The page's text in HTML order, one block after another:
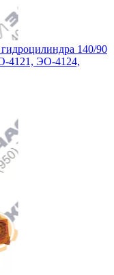
140/90
4121, ЭО-4124,